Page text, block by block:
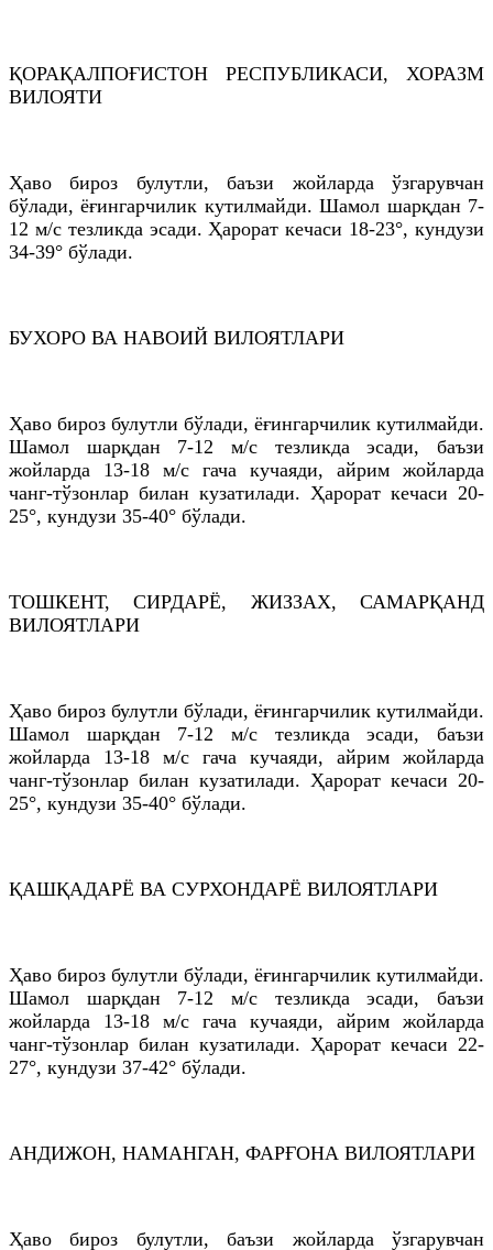
ҚОРАҚАЛПОҒИСТОН РEСПУБЛИКАСИ, ХОРАЗМ
ВИЛОЯТИ
Ҳаво бироз булутли, баъзи жойларда ўзгарувчан
бўлади, ёғингарчилик кутилмайди. Шамол шарқдан 7-
12 м/с тезликда эсади. Ҳарорат кечаси 18-23°, кундузи
34-39° бўлади.
БУХОРО ВА НАВОИЙ ВИЛОЯТЛАРИ
Ҳаво бироз булутли бўлади, ёғингарчилик кутилмайди.
Шамол шарқдан 7-12 м/с тезликда эсади, баъзи
жойларда 13-18 м/с гача кучаяди, айрим жойларда
чанг-тўзонлар билан кузатилади. Ҳарорат кечаси 20-
25°, кундузи 35-40° бўлади.
ТОШКEНТ, СИРДАРЁ, ЖИЗЗАХ, САМАРҚАНД
ВИЛОЯТЛАРИ
Ҳаво бироз булутли бўлади, ёғингарчилик кутилмайди.
Шамол шарқдан 7-12 м/с тезликда эсади, баъзи
жойларда 13-18 м/с гача кучаяди, айрим жойларда
чанг-тўзонлар билан кузатилади. Ҳарорат кечаси 20-
25°, кундузи 35-40° бўлади.
ҚАШҚАДАРЁ ВА СУРХОНДАРЁ ВИЛОЯТЛАРИ
Ҳаво бироз булутли бўлади, ёғингарчилик кутилмайди.
Шамол шарқдан 7-12 м/с тезликда эсади, баъзи
жойларда 13-18 м/с гача кучаяди, айрим жойларда
чанг-тўзонлар билан кузатилади. Ҳарорат кечаси 22-
27°, кундузи 37-42° бўлади.
АНДИЖОН, НАМАНГАН, ФАРҒОНА ВИЛОЯТЛАРИ
Ҳаво бироз булутли, баъзи жойларда ўзгарувчан